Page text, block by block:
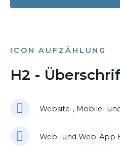
ICON AUFZÄHLUNG
H2 -
Website-, Mobile-
Web- und Web-App